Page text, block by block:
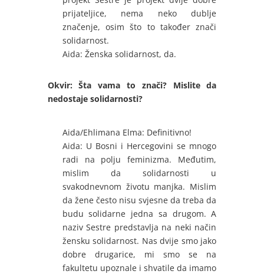
prijateljice, nema neko dublje
značenje, osim što to također znači
solidarnost.
Aida: Ženska solidarnost, da.
Okvir: Šta vama to znači? Mislite da
nedostaje solidarnosti?
Aida/Ehlimana Elma: Definitivno!
Aida: U Bosni i Hercegovini se mnogo
radi na polju feminizma. Međutim,
mislim da solidarnosti u
svakodnevnom životu manjka. Mislim
da žene često nisu svjesne da treba da
budu solidarne jedna sa drugom. A
naziv Sestre predstavlja na neki način
žensku solidarnost. Nas dvije smo jako
dobre drugarice, mi smo se na
fakultetu upoznale i shvatile da imamo